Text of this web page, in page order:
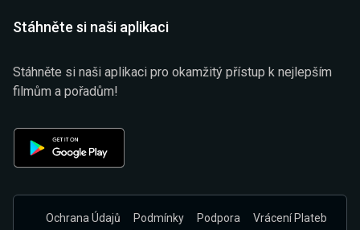
Stáhněte si naši aplikaci
Stáhněte si naši aplikaci pro okamžitý přístup k nejlepším
filmům a pořadům!
Ochrana Údajů Podmínky Podpora
Vrácení Plateb